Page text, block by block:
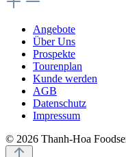
Angebote
Über Uns
Prospekte
Tourenplan
Kunde werden
AGB
Datenschutz
Impressum
© 2026 Thanh-Hoa